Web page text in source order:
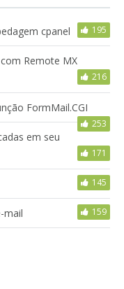
cpanel 195
Remote MX
216
FormMail.CGI
253
em seu
171
145
mail 159